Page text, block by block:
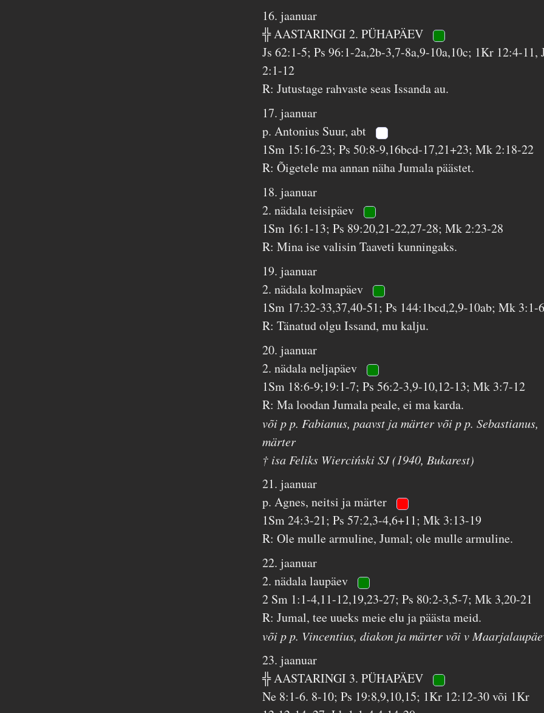
16. jaanuar
╬ AASTARINGI 2. PÜHAPÄEV
Js 62:1-5; Ps 96:1-2a,2b-3,7-8a,9-10a,10c; 1Kr 12:4-11,
2:1-12
R: Jutustage rahvaste seas Issanda au.
17. jaanuar
p. Antonius Suur, abt
1Sm 15:16-23; Ps 50:8-9,16bcd-17,21+23; Mk 2:18-22
R: Õigetele ma annan näha Jumala päästet.
18. jaanuar
2. nädala teisipäev
1Sm 16:1-13; Ps 89:20,21-22,27-28; Mk 2:23-28
R: Mina ise valisin Taaveti kunningaks.
19. jaanuar
2. nädala kolmapäev
1Sm 17:32-33,37,40-51; Ps 144:1bcd,2,9-10ab; Mk 3:1-
R: Tänatud olgu Issand, mu kalju.
20. jaanuar
2. nädala neljapäev
1Sm 18:6-9;19:1-7; Ps 56:2-3,9-10,12-13; Mk 3:7-12
R: Ma loodan Jumala peale, ei ma karda.
või p p. Fabianus, paavst ja märter või p p. Sebastianus,
märter
† isa Feliks Wierciński SJ (1940, Bukarest)
21. jaanuar
p. Agnes, neitsi ja märter
1Sm 24:3-21; Ps 57:2,3-4,6+11; Mk 3:13-19
R: Ole mulle armuline, Jumal; ole mulle armuline.
22. jaanuar
2. nädala laupäev
2 Sm 1:1-4,11-12,19,23-27; Ps 80:2-3,5-7; Mk 3,20-21
R: Jumal, tee uueks meie elu ja päästa meid.
või p p. Vincentius, diakon ja märter või v
23. jaanuar
╬ AASTARINGI 3. PÜHAPÄEV
Ne 8:1-6. 8-10; Ps 19:8,9,10,15; 1Kr 12:12-30 või 1Kr